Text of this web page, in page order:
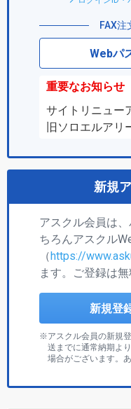
FAX
Webパ
重要なお知らせ
サイトリニュー
旧ソロエルア
新規
アスクル会員は
ちろんアスクル
（https://
ます。ご登録は無
新規登
アスクル会員の新規
送までに通常納期よ
場合がございます。